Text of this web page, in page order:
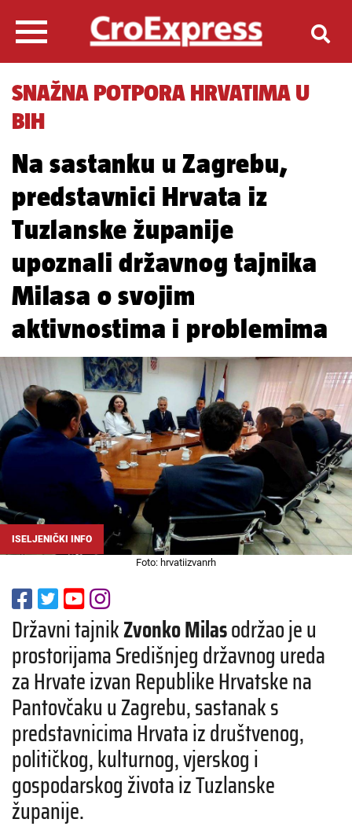
SNAŽNA POTPORA HRVATIMA U
BIH
Na sastanku u Zagrebu,
predstavnici Hrvata iz
Tuzlanske županije
upoznali državnog tajnika
Milasa o svojim
aktivnostima i problemima
ISELJENIČKI INFO
Foto: hrvatiizvanrh
Državni tajnikZvonko Milasodržao je u
prostorijama Središnjeg državnog ureda
za Hrvate izvan Republike Hrvatske na
Pantovčaku u Zagrebu, sastanak s
predstavnicima Hrvata iz društvenog,
političkog, kulturnog, vjerskog i
gospodarskog života iz Tuzlanske
županije.